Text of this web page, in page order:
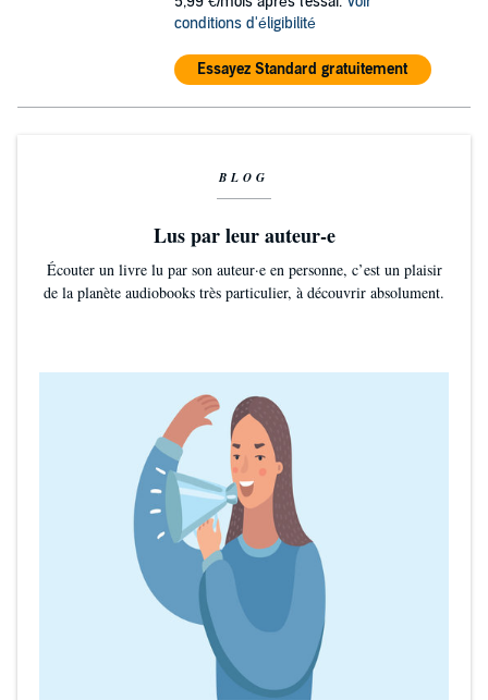
conditions d'éligibilité
Essayez Standard gratuitement
BLOG
Lus par leur auteur-e
Écouter un livre lu par son auteur·e en personne, c’est un plaisir
de la planète audiobooks très particulier, à découvrir absolument.